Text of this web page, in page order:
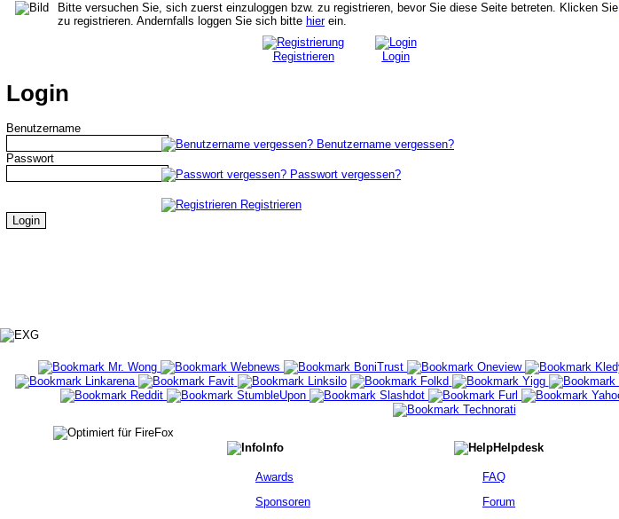
Bitte versuchen Sie, sich zuerst einzuloggen bzw. zu registrieren, bevor Sie diese Seite betreten. Klicken Sie
zu registrieren. Andernfalls loggen Sie sich bitte hierein.
Registrieren Login
Login
Benutzername
Benutzername vergessen?
Passwort
Passwort vergessen?
Registrieren
Info
Awards
Sponsoren
Helpdesk
FAQ
Forum